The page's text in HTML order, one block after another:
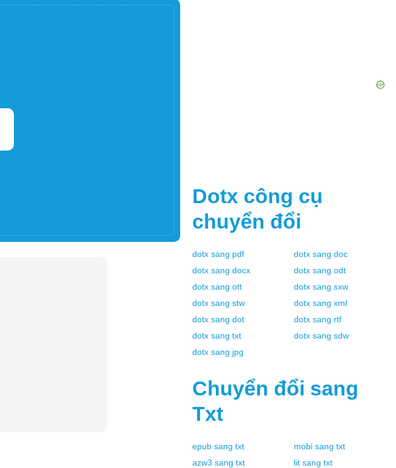
Dotx công cụ
chuyển đổi
dotx sang pdf dotx sang doc
dotx sang docx dotx sang odt
dotx sang ott dotx sang sxw
dotx sang stw dotx sang xml
dotx sang dot dotx sang rtf
dotx sang txt dotx sang sdw
dotx sang jpg
Chuyển đổi sang
Txt
epub sang txt mobi sang txt
azw3 sang txt lit sang txt